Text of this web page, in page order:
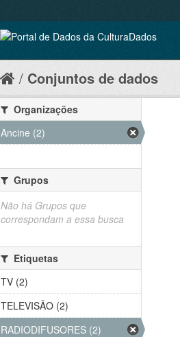
Conjuntos de dados
Organizações
Ancine (2)
Grupos
Não há Grupos que
correspondam a essa busca
Etiquetas
TV (2)
TELEVISÃO (2)
RADIODIFUSORES (2)